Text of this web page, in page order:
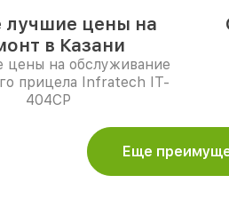
цены на
в Казани
цены на обслуживание
прицела Infratech IT-
404CP
Еще